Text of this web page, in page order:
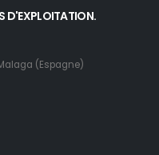
D'EXPLOITATION.
(Espagne)